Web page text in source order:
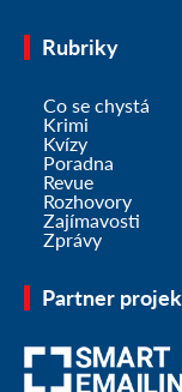
Rubriky
Co se chystá
Krimi
Kvízy
Poradna
Revue
Rozhovory
Zajímavosti
Zprávy
Partner